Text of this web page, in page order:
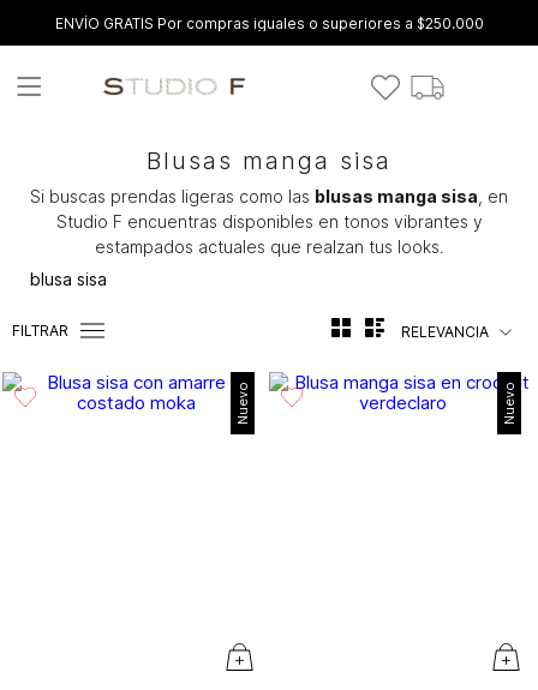
ENVÍO GRATIS Por compras iguales o superiores a $250.000
Blusas manga sisa
Si buscas prendas ligeras como las blusas manga sisa , en
Studio F encuentras disponibles en tonos vibrantes y
estampados actuales que realzan tus looks.
blusa sisa
FILTRAR RELEVANCIA
Nuevo Nuevo